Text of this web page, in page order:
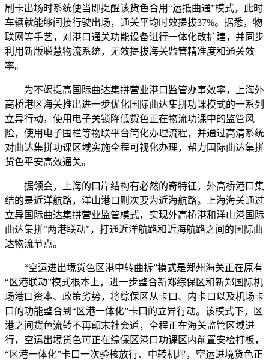
刷卡出场时系统便当即提醒该货色合用“运抵曲通”模式，此时
车辆就能够间接行驶出场，通关平均时效提拔37%。据悉，物
联网等手艺，对港口通关功能设备进行一体化改扩建，并同步
利用新版聪慧物流系统，无效提拔海关监管精准度和通关效
率。
为不竭提高国际曲达集拼营业港口监管办事效率，上海外
高桥港区海关推出进一步优化国际曲达集拼功课模式的一系列
立异行动，使用电子关锁降低货色正在物流功课中的监管风
险，使用电子围栏等物联平台简化办理流程，并通过高清系统
对曲达集拼功课区域实施全程可视化办理，帮力国际曲达集拼
货色平安高效通关。
据领会，上海的口岸结构有必然的奇特征，外高桥港口集
结的是近洋航路，洋山港口则次要为近海航路。上海海关通过
立异国际曲达集拼营业监管模式，实现外高桥港和洋山港国际
曲达集拼“两港联动”，打通近洋航路和近海航路之间的国际曲
达物流节点。
“空运进出境货色区港中转曲拆”模式是郑州海关正在原有
“区港联动”模式根本上，进一步整合新郑综保区和新郑国际机
场港口资本、政策劣势，将综保区从卡口、内卡口以及机场卡
口的功能整合到“区港一体化”卡口的立异行动。该模式下，区
港之间货色流转不再颠末社会道，全程正在海关监管区域进
行，空运出境货色可正在综保区港口功课区内前置安检打板，
“区港一体化”卡口一次验核放行、中转机坪，空运进境货色正